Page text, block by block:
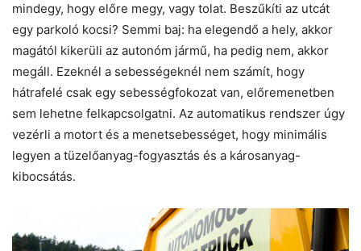
mindegy, hogy előre megy, vagy tolat. Beszűkíti az utcát
egy parkoló kocsi? Semmi baj: ha elegendő a hely, akkor
magától kikerüli az autonóm jármű, ha pedig nem, akkor
megáll. Ezeknél a sebességeknél nem számít, hogy
hátrafelé csak egy sebességfokozat van, előremenetben
sem lehetne felkapcsolgatni. Az automatikus rendszer úgy
vezérli a motort és a menetsebességet, hogy minimális
legyen a tüzelőanyag-fogyasztás és a károsanyag-
kibocsátás.